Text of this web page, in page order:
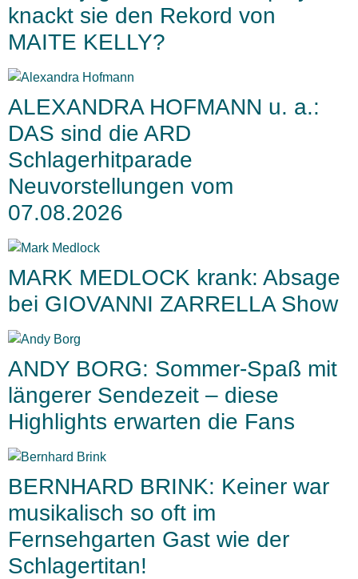
knackt sie den Rekord von
MAITE KELLY?
ALEXANDRA HOFMANN u. a.:
DAS sind die ARD
Schlagerhitparade
Neuvorstellungen vom
07.08.2026
MARK MEDLOCK krank: Absage
bei GIOVANNI ZARRELLA Show
ANDY BORG: Sommer-Spaß mit
längerer Sendezeit – diese
Highlights erwarten die Fans
BERNHARD BRINK: Keiner war
musikalisch so oft im
Fernsehgarten Gast wie der
Schlagertitan!